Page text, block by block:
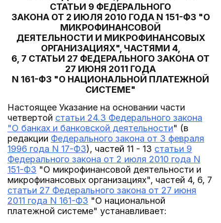
СТАТЬИ 9 ФЕДЕРАЛЬНОГО
ЗАКОНА ОТ 2 ИЮЛЯ 2010 ГОДА N 151-ФЗ "О
МИКРОФИНАНСОВОЙ
ДЕЯТЕЛЬНОСТИ И МИКРОФИНАНСОВЫХ
ОРГАНИЗАЦИЯХ", ЧАСТЯМИ 4,
6, 7 СТАТЬИ 27 ФЕДЕРАЛЬНОГО ЗАКОНА ОТ
27 ИЮНЯ 2011 ГОДА
N 161-ФЗ "О НАЦИОНАЛЬНОЙ ПЛАТЕЖНОЙ
СИСТЕМЕ"
Настоящее Указание на основании части
четвертой статьи 24.3 Федерального закона
"О банках и банковской деятельности" (в
редакции Федерального закона от 3 февраля
1996 года N 17-ФЗ), частей 11 - 13 статьи 9
Федерального закона от 2 июля 2010 года N
151-ФЗ "О микрофинансовой деятельности и
микрофинансовых организациях", частей 4, 6, 7
статьи 27 Федерального закона от 27 июня
2011 года N 161-ФЗ "О национальной
платежной системе" устанавливает: